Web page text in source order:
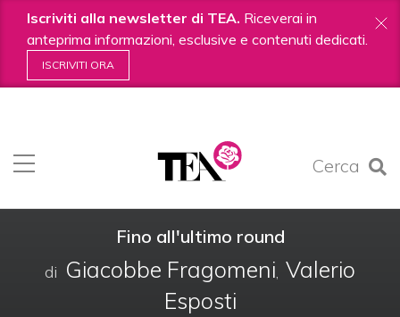
Iscriviti alla newsletter di TEA. Riceverai in
anteprima informazioni, esclusive e contenuti dedicati.
ISCRIVITI ORA
Cerca
contenuti.
|
Fino all'ultimo round
di Giacobbe Fragomeni, Valerio
Esposti